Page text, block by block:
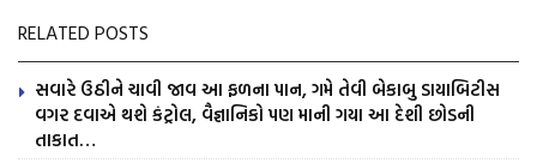
RELATED POSTS
સવારે ઉઠીને ચાવી જાવ આ ફળના પાન, ગમે તેવી બેકાબુ ડાયાબિટીસ
વગર દવાએ થશે કંટ્રોલ, વૈજ્ઞાનિકો પણ માની ગયા આ દેશી છોડની
તાકાત…